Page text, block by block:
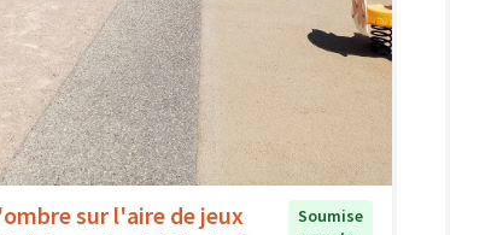
sur l'aire de jeux
Soumise